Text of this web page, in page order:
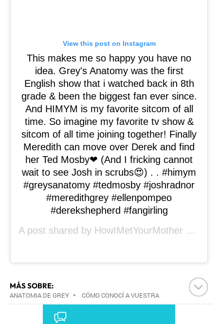
View this post on Instagram
This makes me so happy you have no
idea. Grey's Anatomy was the first
English show that i watched back in 8th
grade & been the biggest fan ever since.
And HIMYM is my favorite sitcom of all
time. So imagine my favorite tv show &
sitcom of all time joining together! Finally
Meredith can move over Derek and find
her Ted Mosby❤ (And I fricking cannot
wait to see Josh in scrubs😍) . . #himym
#greysanatomy #tedmosby #joshradnor
#meredithgrey #ellenpompeo
#derekshepherd #fangirling
A post shared by HowIMetYourMother FANPAGE
MÁS SOBRE:
ANATOMIA DE GREY • CÓMO CONOCÍ A VUESTRA
•SERIES MÉDICOS•SERIES
•ABC TELEVISIÓN